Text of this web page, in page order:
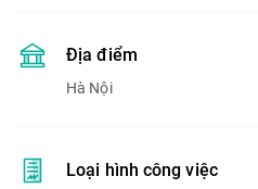
Địa điểm
Hà Nội
Loại hình công việc